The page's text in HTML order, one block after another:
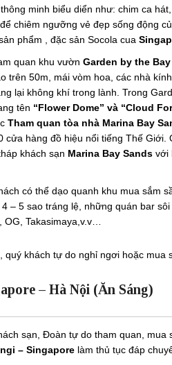
minh biểu diển như: chim ca
chiêm ngưỡng vẻ đẹp sống động
phẩm , đặc sản Socola cua
quan khu vườn Garden by the Bay
trên 50m, mái vòm hoa, các nhà
lại không khí trong lành. Trong
tên “Flower Dome” và “Cloud
Tham quan tòa nhà Marina Bay
cửa hàng đồ hiệu nổi tiếng Thế Giới.
khách sạn Marina Bay Sands với
có thể dạo quanh khu mua sắm
– 5 sao tráng lệ, những quán bar
OG, Takasimaya,v.v…
quý khách tự do nghỉ ngơi hoặc mua
– Hà Nội (Ăn Sáng)
sạn, Đoàn tự do tham quan,
– Singapore làm thủ tục đáp